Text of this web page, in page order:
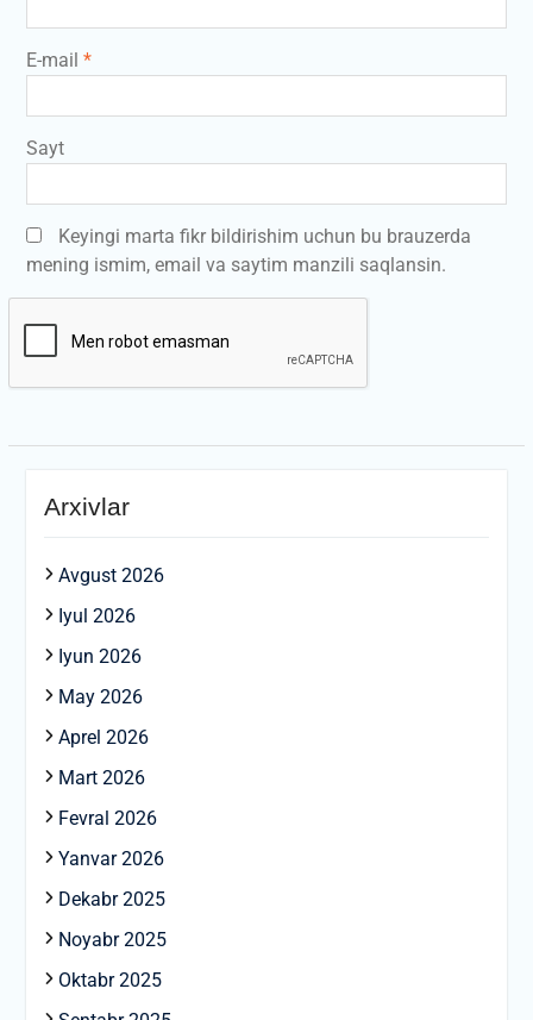
E-mail *
Sayt
Keyingi marta fikr bildirishim uchun bu brauzerda
mening ismim, email va saytim manzili saqlansin.
Arxivlar
Avgust 2026
Iyul 2026
Iyun 2026
May 2026
Aprel 2026
Mart 2026
Fevral 2026
Yanvar 2026
Dekabr 2025
Noyabr 2025
Oktabr 2025